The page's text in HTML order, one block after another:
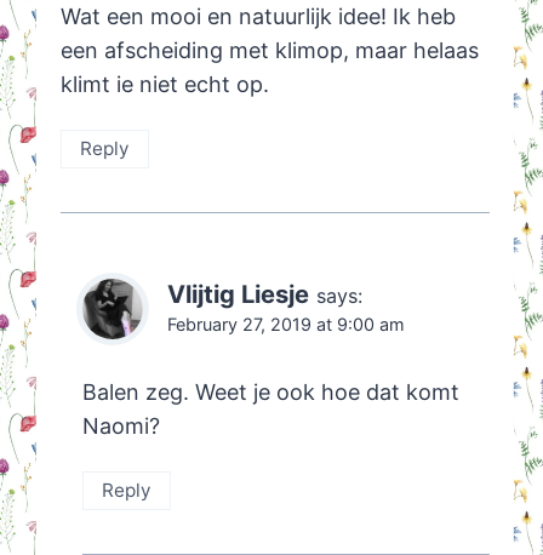
Wat een mooi en natuurlijk idee! Ik heb
een afscheiding met klimop, maar helaas
klimt ie niet echt op.
Reply
Vlijtig Liesje says:
February 27, 2019 at 9:00 am
Balen zeg. Weet je ook hoe dat komt
Naomi?
Reply